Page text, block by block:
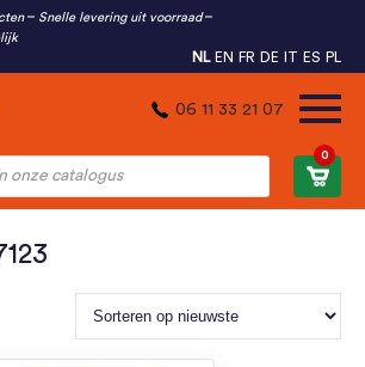
Snelle levering uit voorraad
NL EN FR DE IT ES PL
06 11 33 21 07
0